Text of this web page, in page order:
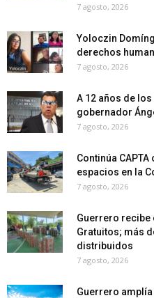
7 agosto, 2026
Yoloczin
derechos
7 agosto, 2026
A 12 años de los
gobernador
7 agosto, 2026
Continúa
espacios en la
7 agosto, 2026
Guerrero recibe
Gratuitos; más
distribuidos
7 agosto, 2026
Guerrero